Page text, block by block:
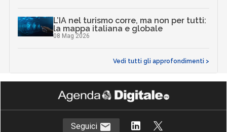
L’IA nel turismo corre, ma non per tutti:
la mappa italiana e globale
08 Mag 2026
Vedi tutti gli approfondimenti >
Seguici